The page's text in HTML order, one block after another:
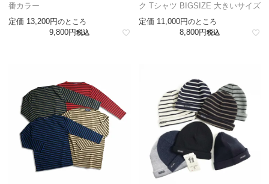
番カラー
定価 13,200 のところ
9,800 税込
ク Tシャツ BIGSIZE 大きいサイズ
定価 11,000 のところ
8,800 税込